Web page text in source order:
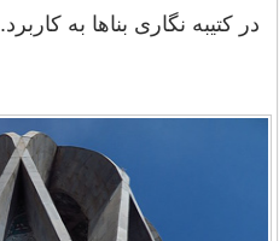
در کتیبه نگاری بناها به کاربرد.